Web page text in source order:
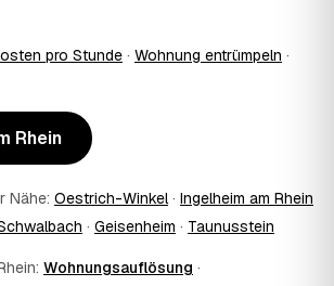
über zugelassene Höfe und
für Vermieter, Nachlassverwaltung
Viele Kunden in Eltville am Rhein sind nur
zum Abschluss vor Ort; den genauen
ab.
enthalten?
und Verladen, den Transport sowie die
pro Stunde · Wohnung entrümpeln ·
Rhein
Nähe: Oestrich-Winkel· Ingelheim am Rhein
· Geisenheim · Taunusstein
Wohnungsauflösung ·